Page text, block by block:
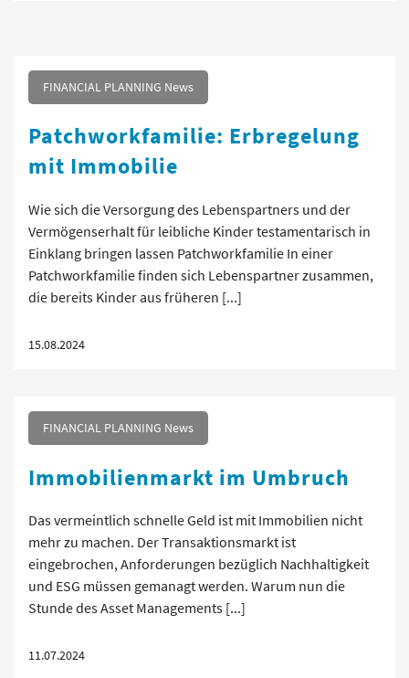
FINANCIAL PLANNING News
Patchworkfamilie: Erbregelung
mit Immobilie
Wie sich die Versorgung des Lebenspartners und der
Vermögenserhalt für leibliche Kinder testamentarisch in
Einklang bringen lassen Patchworkfamilie In einer
Patchworkfamilie finden sich Lebenspartner zusammen,
die bereits Kinder aus früheren [...]
15.08.2024
FINANCIAL PLANNING News
Immobilienmarkt im Umbruch
Das vermeintlich schnelle Geld ist mit Immobilien nicht
mehr zu machen. Der Transaktionsmarkt ist
eingebrochen, Anforderungen bezüglich Nachhaltigkeit
und ESG müssen gemanagt werden. Warum nun die
Stunde des Asset Managements [...]
11.07.2024